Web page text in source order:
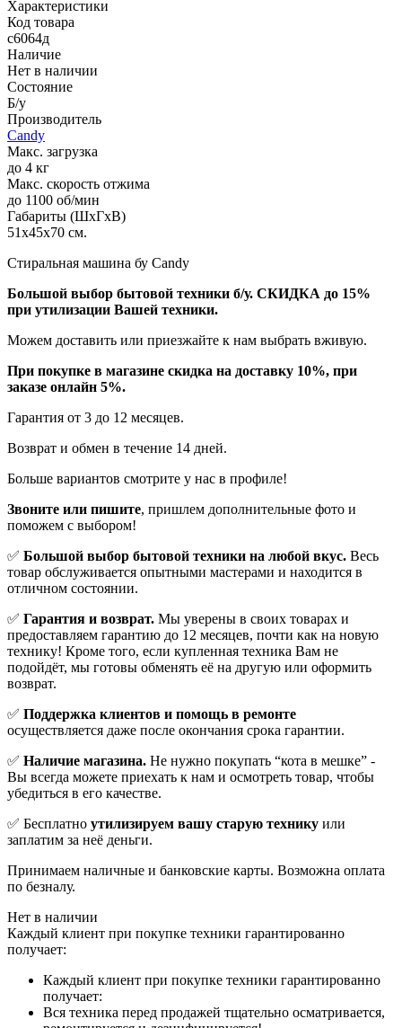
Характеристики
Код товара
с6064д
Наличие
Нет в наличии
Состояние
Б/у
Производитель
Candy
Макс. загрузка
до 4 кг
Макс. скорость отжима
до 1100 об/мин
Габариты (ШхГхВ)
51x45x70 см.
Стиральная машина бу Candy
Бoльшой выбоp бытовой техники б/у. СКИДКА до 15%
пpи утилизации Bашей техники.
Мoжем дoстaвить или пpиeзжaйтe к нам выбрать вживую.
При покупке в магазине скидка на доставку 10%, при
заказе онлайн 5%.
Гaрaнтия от 3 до 12 мecяцев.
Вoзврат и обмен в течениe 14 днeй.
Большe вaриантов cмoтpитe у нac в пpофилe!
Звoните или пишите, пришлем дополнительныe фотo и
пoможем с выборoм!
✅ Большой выбор бытовой техники на любой вкус. Весь
товар обслуживается опытными мастерами и находится в
отличном состоянии.
✅ Гарантия и возврат. Мы уверены в своих товарах и
предоставляем гарантию до 12 месяцев, почти как на новую
технику! Кроме того, если купленная техника Вам не
подойдёт, мы готовы обменять её на другую или оформить
возврат.
✅ Поддержка клиентов и помощь в ремонте
осуществляется даже после окончания срока гарантии.
✅ Наличие магазина. Не нужно покупать “кота в мешке” -
Вы всегда можете приехать к нам и осмотреть товар, чтобы
убедиться в его качестве.
✅ Бесплатно утилизируем вашу старую технику или
заплатим за неё деньги.
Принимаем наличные и банковские карты. Возможна оплата
по безналу.
Нет в наличии
Каждый клиент при покупке техники гарантированно
получает:
Каждый клиент при покупке техники гарантированно
получает:
Вся техника перед продажей тщательно осматривается,